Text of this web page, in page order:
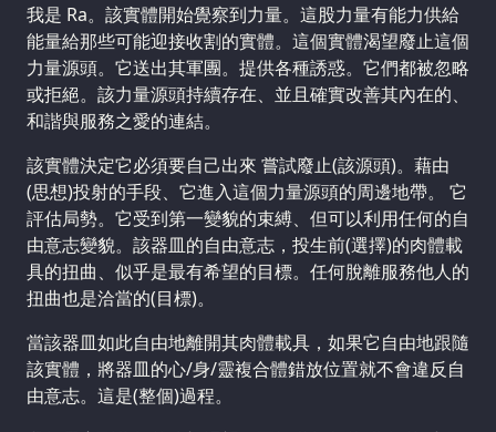
我是 Ra。該實體開始覺察到力量。這股力量有能力供給
能量給那些可能迎接收割的實體。這個實體渴望廢止這個
力量源頭。它送出其軍團。提供各種誘惑。它們都被忽略
或拒絕。該力量源頭持續存在、並且確實改善其內在的、
和諧與服務之愛的連結。
該實體決定它必須要自己出來 嘗試廢止(該源頭)。藉由
(思想)投射的手段、它進入這個力量源頭的周邊地帶。 它
評估局勢。它受到第一變貌的束縛、但可以利用任何的自
由意志變貌。該器皿的自由意志，投生前(選擇)的肉體載
具的扭曲、似乎是最有希望的目標。任何脫離服務他人的
扭曲也是洽當的(目標)。
當該器皿如此自由地離開其肉體載具，如果它自由地跟隨
該實體，將器皿的心/身/靈複合體錯放位置就不會違反自
由意志。這是(整個)過程。